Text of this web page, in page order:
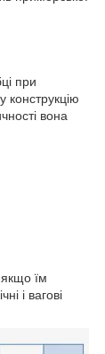
при
конструкцію
вона
якщо їм
і вагові